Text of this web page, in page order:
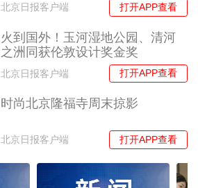
北京日报客户端 打开APP查看
火到国外！玉河湿地公园、清河
之洲同获伦敦设计奖金奖
北京日报客户端 打开APP查看
时尚北京隆福寺周末掠影
北京日报客户端 打开APP查看